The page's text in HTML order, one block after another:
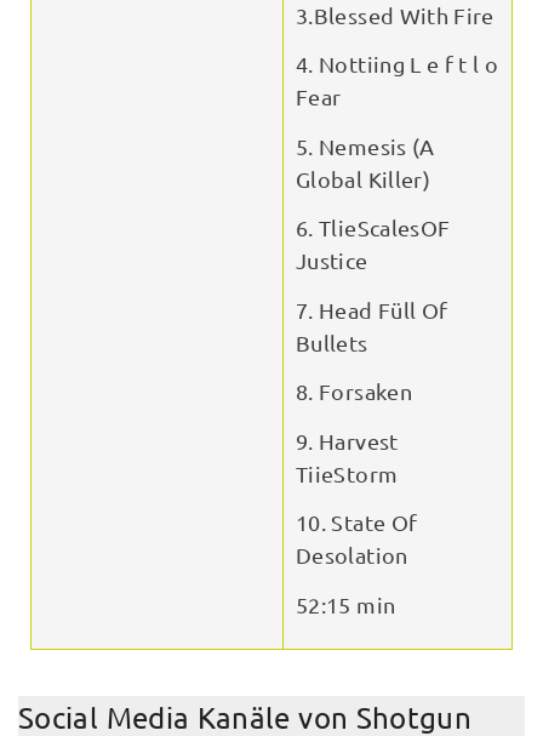
3.Blessed With Fire
4. Nottiing L e f t l o
Fear
5. Nemesis (A
Global Killer)
6. TlieScalesOF
Justice
7. Head Füll Of
Bullets
8. Forsaken
9. Harvest
TiieStorm
10. State Of
Desolation
52:15 min
Social Media Kanäle von Shotgun